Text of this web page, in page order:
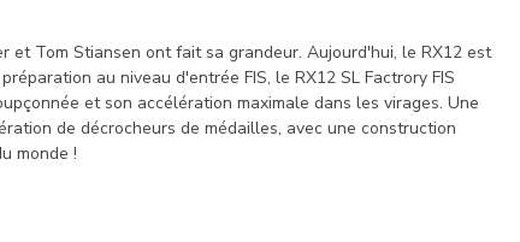
et Tom Stiansen ont fait sa grandeur. Aujourd'hui, le RX12 est
au niveau d'entrée FIS, le RX12 SL Factrory FIS
et son accélération maximale dans les virages. Une
de décrocheurs de médailles, avec une construction
monde !